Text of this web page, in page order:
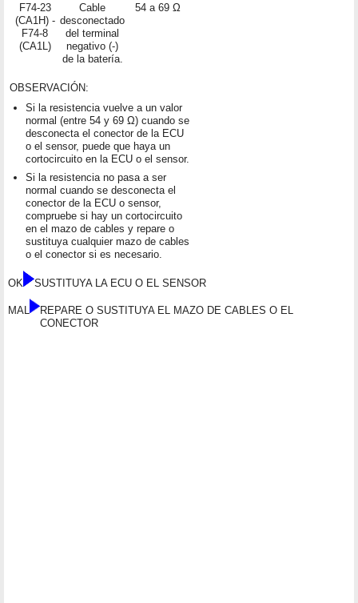
F74-23
(CA1H) -
F74-8
(CA1L)
Cable
desconectado
del terminal
negativo (-)
de la batería.
54 a 69 Ω
OBSERVACIÓN:
Si la resistencia vuelve a un valor
normal (entre 54 y 69 Ω) cuando se
desconecta el conector de la ECU
o el sensor, puede que haya un
cortocircuito en la ECU o el sensor.
Si la resistencia no pasa a ser
normal cuando se desconecta el
conector de la ECU o sensor,
compruebe si hay un cortocircuito
en el mazo de cables y repare o
sustituya cualquier mazo de cables
o el conector si es necesario.
OK SUSTITUYA LA ECU O EL SENSOR
MAL
REPARE O SUSTITUYA EL MAZO DE CABLES O EL
CONECTOR